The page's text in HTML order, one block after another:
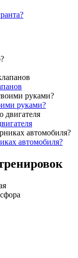
руками?
автомобиля?